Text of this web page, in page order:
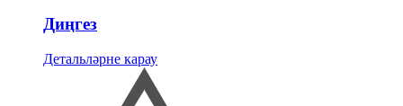
Диңгез
Детальләрне карау